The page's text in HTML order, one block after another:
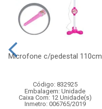
Microfone c/pedestal 110cm
Código: 832925
Embalagem: Unidade
Caixa Com: 12 Unidade(s)
Inmetro: 006765/2019